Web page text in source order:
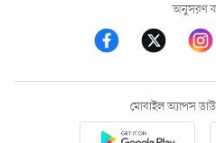
অনুসরণ
মোবাইল অ্যাপস